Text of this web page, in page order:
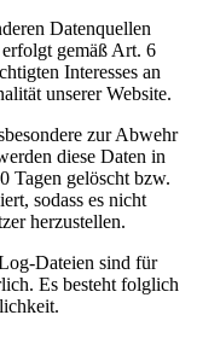
Datenquellen
gemäß Art. 6
Interesses an
unserer Website.
zur Abwehr
diese Daten in
Tagen gelöscht bzw.
sodass es nicht
herzustellen.
Dateien sind für
Es besteht folglich